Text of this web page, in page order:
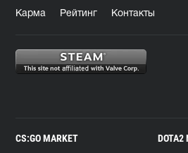
Карма Рейтинг Контакты
CS:GO MARKET DOTA2